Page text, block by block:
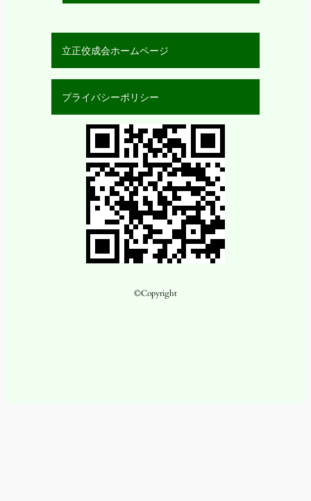
立正佼成会ホームページ
プライバシーポリシー
©Copyright